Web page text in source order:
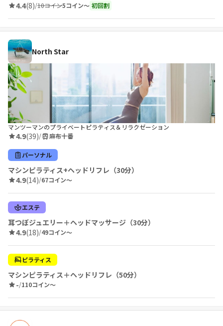
4.4(8)/10コイン5コイン〜 初回割
North Star
マンツーマンのプライベートピラティス＆リラクゼーション
4.9(39)/ 麻布十番
パーソナル
マシンピラティス+ヘッドリフレ（30分）
4.9(14)/67コイン〜
エステ
耳つぼジュエリー＋ヘッドマッサージ（30分）
4.9(18)/49コイン〜
ピラティス
マシンピラティス＋ヘッドリフレ（50分）
-/110コイン〜